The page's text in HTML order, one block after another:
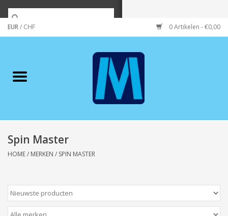
EUR/ CHF 0 Artikelen - €0,00
Merken
Wonen/koken/huishouden
Wenskaarten
Spin Master
HOME/ MERKEN / SPIN MASTER